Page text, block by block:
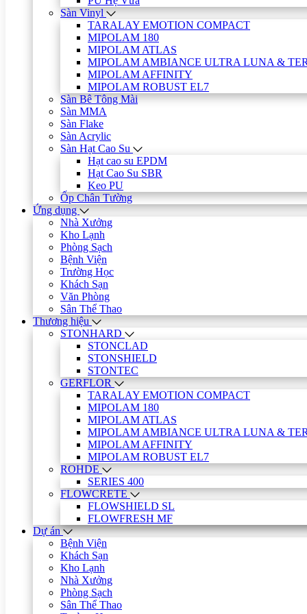
Sàn Vinyl
TARALAY EMOTION COMPACT
MIPOLAM 180
MIPOLAM ATLAS
MIPOLAM AMBIANCE ULTRA LUNA &
MIPOLAM AFFINITY
MIPOLAM ROBUST EL7
Sàn Bê Tông Mài
Sàn MMA
Sàn Flake
Sàn Acrylic
Sàn Hạt Cao Su
Hạt cao su EPDM
Hạt Cao Su SBR
Keo PU
Ốp Chân Tường
Ứng dụng
Nhà Xưởng
Kho Lạnh
Phòng Sạch
Bệnh Viện
Trường Học
Khách Sạn
Văn Phòng
Sân Thể Thao
Thương hiệu
STONHARD
STONCLAD
STONSHIELD
STONTEC
GERFLOR
TARALAY EMOTION COMPACT
MIPOLAM 180
MIPOLAM ATLAS
MIPOLAM AMBIANCE ULTRA LUNA &
MIPOLAM AFFINITY
MIPOLAM ROBUST EL7
ROHDE
SERIES 400
FLOWCRETE
FLOWSHIELD SL
FLOWFRESH MF
Dự án
Bệnh Viện
Khách Sạn
Kho Lạnh
Nhà Xưởng
Phòng Sạch
Sân Thể Thao